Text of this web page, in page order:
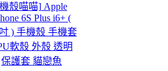
殼喵喵] Apple
6S Plus i6+ (
) 手機殼 手機套
軟殼 外殼 透明
保護套 貓戀魚